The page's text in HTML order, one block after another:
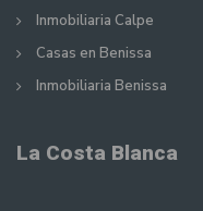
Inmobiliaria Calpe
Casas en Benissa
Inmobiliaria Benissa
La Costa Blanca